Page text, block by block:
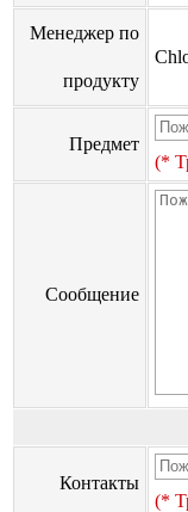
Менеджер по
продукту
Предмет
(*
Сообщение
Контакты
(*